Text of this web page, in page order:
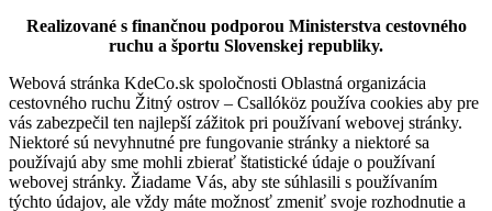
Scottish Pub
Kebab bowl with a side dish
PLATZ Bistro & Bar
Realizované s finančnou podporou Ministerstva cestovného
ruchu a športu Slovenskej republiky.
Webová stránka KdeCo.sk spoločnosti Oblastná organizácia
cestovného ruchu Žitný ostrov – Csallóköz používa cookies aby pre
vás zabezpečil ten najlepší zážitok pri používaní webovej stránky.
Niektoré sú nevyhnutné pre fungovanie stránky a niektoré sa
používajú aby sme mohli zbierať štatistické údaje o používaní
webovej stránky. Žiadame Vás, aby ste súhlasili s používaním
týchto údajov, ale vždy máte možnosť zmeniť svoje rozhodnutie a